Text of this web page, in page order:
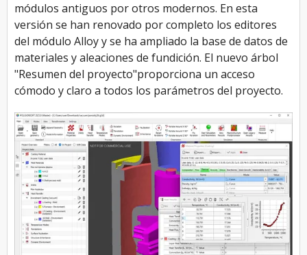
módulos antiguos por otros modernos. En esta
versión se han renovado por completo los editores
del módulo Alloy y se ha ampliado la base de datos de
materiales y aleaciones de fundición. El nuevo árbol
"Resumen del proyecto"proporciona un acceso
cómodo y claro a todos los parámetros del proyecto.